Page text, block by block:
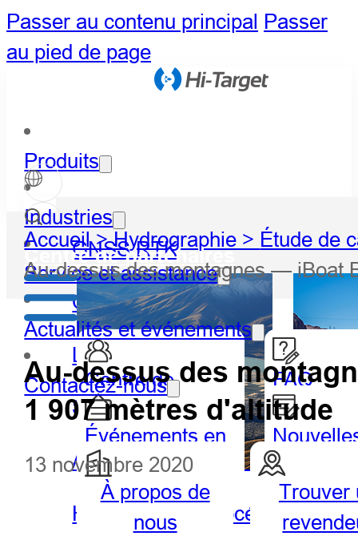
Passer au contenu principal Passer
au pied de page
Produits
GNSS RTK
Optique
LiDAR
SIG portable et tablette
Agriculture de précision
Hydrographie et océanographie
Industries
Géospatiale
Service et assistance
Centre de
partenaires
FAQ
Actualités et événements
Événements en
vedette
Contactez-nous
À propos de
nous
Trouver
Centre de partenaires
Accueil >Hydrographie > Étude de
Au-dessus des montagnes — iBoat
Au-dessus des
1 907 mètres d'altitude
13 novembre 2020